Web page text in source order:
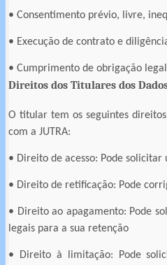
• Consentimento prévio, livre,
• Execução de contrato e
• Cumprimento de obrigação legal
Direitos dos Titulares dos
O titular tem os seguintes
com a JUTRA:
• Direito de acesso: Pode solicitar
• Direito de retificação: Pode
• Direito ao apagamento: Pode
legais para a sua retenção
• Direito à limitação: Pode